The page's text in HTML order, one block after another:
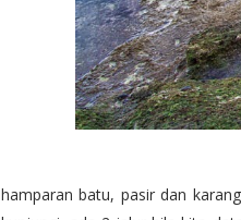
hamparan batu, pasir dan